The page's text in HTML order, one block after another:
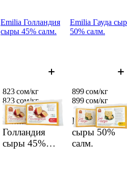
Emilia Голландия
сыры 45% салм.
Emilia
Голландия
сыры 45%
823 сом/кг
823 сом/кг
Emilia Гауда
50% салм.
Emilia Гауда
сыры 50%
салм.
899 сом/кг
899 сом/кг